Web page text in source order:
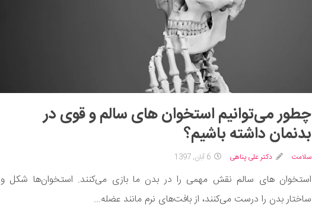
چطور می‌توانیم استخوان های سالم و قوی در
بدنمان داشته باشیم؟
سلامت دکتر علی پناهی 6 آبان, 1397
استخوان های سالم نقش مهمی را در بدن ما بازی می‌کنند. استخوان‌ها شکل و
ساختار بدن را درست می‌کنند، از بافت‌های نرم مانند عضله...